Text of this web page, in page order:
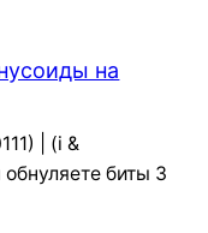
на
| (i &
биты 3